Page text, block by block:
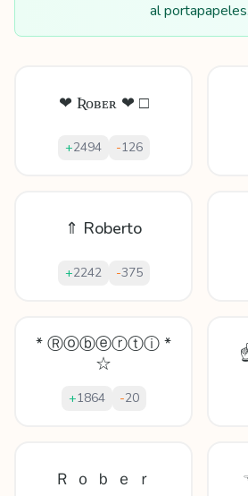
al portapapeles.
❤ Ʀᴏʙᴇʀ ❤ □
+2494 -126
⇑ Roberto
+2242 -375
* Ⓡⓞⓑⓔⓡⓣⓘ *
☆
+1864 -20
Ｒ ｏ ｂ ｅ ｒ